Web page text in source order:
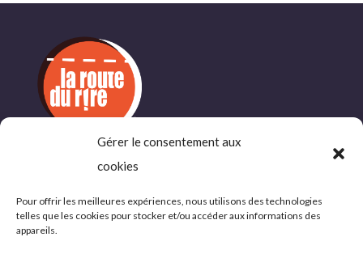
Gérer le consentement aux
cookies
Pour offrir les meilleures expériences, nous utilisons des technologies
telles que les cookies pour stocker et/ou accéder aux informations des
appareils.
INFORMATIONS
COMPLÉMENTAIRES
Politique de confidentialité